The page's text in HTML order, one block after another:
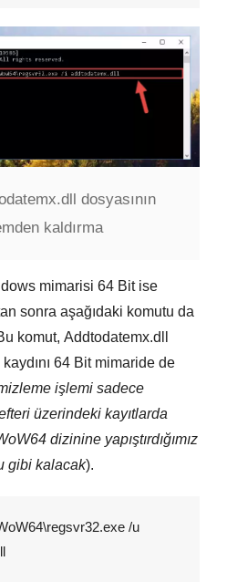
dosyasının
kaldırma
mimarisi 64 Bitise
sonra aşağıdaki komutu da
komut, Addtodatemx.dll
64 Bitmimaride de
işlemi sadece
üzerindeki kayıtlarda
dizinine yapıştırdığımız
gibi kalacak).
/u